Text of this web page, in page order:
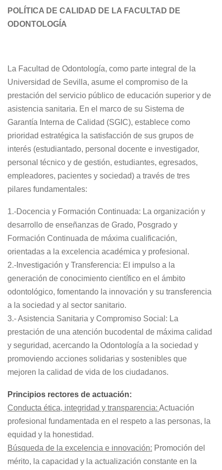
POLÍTICA DE CALIDAD DE LA FACULTAD DE
ODONTOLOGÍA
La Facultad de Odontología, como parte integral de la
Universidad de Sevilla, asume el compromiso de la
prestación del servicio público de educación superior y de
asistencia sanitaria. En el marco de su Sistema de
Garantía Interna de Calidad (SGIC), establece como
prioridad estratégica la satisfacción de sus grupos de
interés (estudiantado, personal docente e investigador,
personal técnico y de gestión, estudiantes, egresados,
empleadores, pacientes y sociedad) a través de tres
pilares fundamentales:
1.-Docencia y Formación Continuada: La organización y
desarrollo de enseñanzas de Grado, Posgrado y
Formación Continuada de máxima cualificación,
orientadas a la excelencia académica y profesional.
2.-Investigación y Transferencia: El impulso a la
generación de conocimiento científico en el ámbito
odontológico, fomentando la innovación y su transferencia
a la sociedad y al sector sanitario.
3.- Asistencia Sanitaria y Compromiso Social: La
prestación de una atención bucodental de máxima calidad
y seguridad, acercando la Odontología a la sociedad y
promoviendo acciones solidarias y sostenibles que
mejoren la calidad de vida de los ciudadanos.
Principios rectores de actuación:
Conducta ética, integridad y transparencia: Actuación
profesional fundamentada en el respeto a las personas, la
equidad y la honestidad.
Búsqueda de la excelencia e innovación: Promoción del
mérito, la capacidad y la actualización constante en la